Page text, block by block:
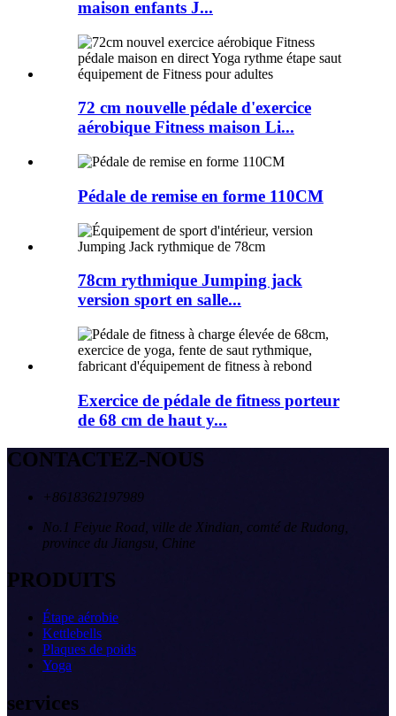
maison enfants J...
72 cm nouvelle pédale d'exercice
aérobique Fitness maison Li...
Pédale de remise en forme 110CM
78cm rythmique Jumping jack
version sport en salle...
Exercice de pédale de fitness porteur
de 68 cm de haut y...
CONTACTEZ-NOUS
+8618362197989
No.1 Feiyue Road, ville de Xindian, comté de Rudong,
province du Jiangsu, Chine
PRODUITS
Étape aérobie
Kettlebells
Plaques de poids
Yoga
services